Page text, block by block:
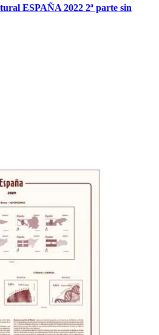
ESPAÑA 2022 2ª parte sin